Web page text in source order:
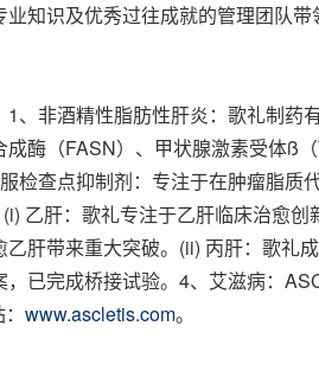
知识及优秀过往成就的管理团队带
非酒精性脂肪性肝炎：歌礼制药
酶（FASN）、甲状腺激素受体ß
查点抑制剂：专注于在肿瘤脂质
乙肝：歌礼专注于乙肝临床治愈
肝带来重大突破。(ii) 丙肝：歌礼
已完成桥接试验。4、艾滋病：
www.ascletis.com。